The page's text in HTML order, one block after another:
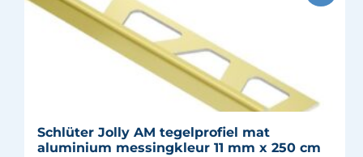
Schlüter Jolly AM tegelprofiel mat
aluminium messingkleur 11 mm x 250 cm